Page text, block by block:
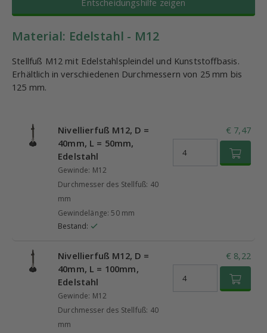
Entscheidungshilfe zeigen
Material: Edelstahl - M12
Stellfuß M12 mit Edelstahlspleindel und Kunststoffbasis.
Erhältlich in verschiedenen Durchmessern von 25 mm bis
125 mm.
Nivellierfuß M12, D =
40mm, L = 50mm,
Edelstahl
Gewinde: M12
Durchmesser des Stellfuß: 40
mm
Gewindelänge: 50 mm
Bestand:
€ 7,47
Nivellierfuß M12, D =
40mm, L = 100mm,
Edelstahl
Gewinde: M12
Durchmesser des Stellfuß: 40
mm
€ 8,22